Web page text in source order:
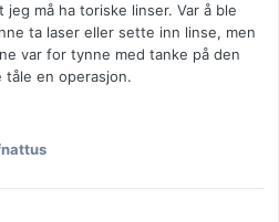
må ha toriske linser. Var å ble
ta laser eller sette inn linse, men
var for tynne med tanke på den
tåle en operasjon.